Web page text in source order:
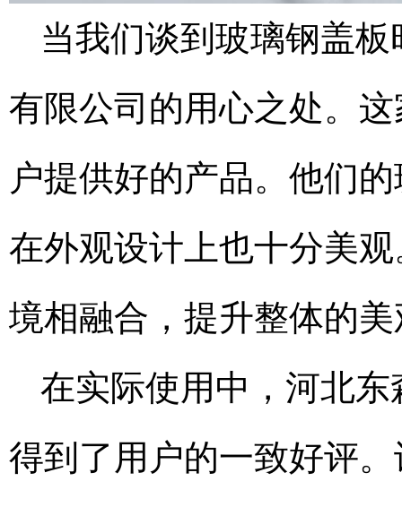
当我们谈到玻璃钢盖
有限公司的用心之处。
户提供好的产品。他们
在外观设计上也十分美
境相融合，提升整体的
在实际使用中，河北
得到了用户的一致好评